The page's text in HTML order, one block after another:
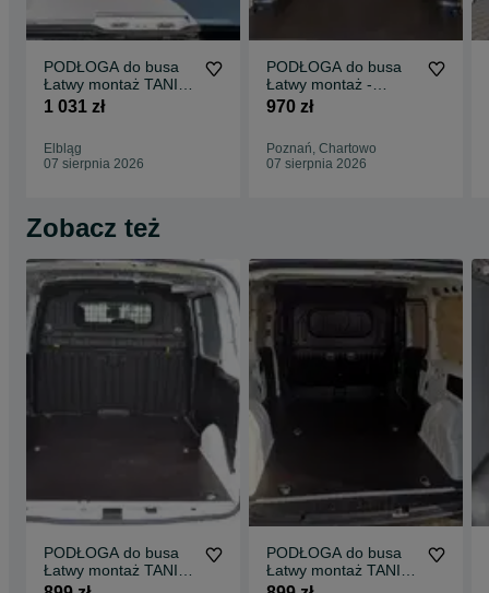
PODŁOGA do busa
Łatwy montaż TANIA
WYSYŁKA -
1 031 zł
Elbląg
07 sierpnia 2026
PODŁOGA do busa
Łatwy montaż -
SPRINTER wszystkie
970 zł
Poznań, Chartowo
07 sierpnia 2026
Zobacz też
PODŁOGA do busa
Łatwy montaż TANIA
WYSYŁKA Zabudowa
PODŁOGA do busa
Łatwy montaż TANIA
WYSYŁKA -